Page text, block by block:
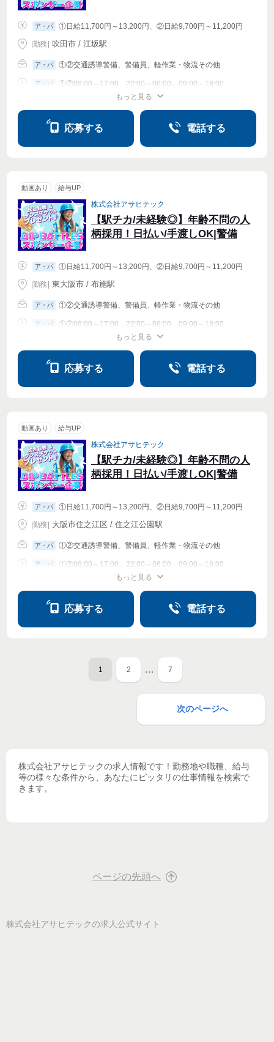
ア・パ ①日給11,700円～13,200円、②日給9,700円～11,200円
|勤務 吹田市 / 江坂駅
ア・パ ①②交通誘導警備、警備員、軽作業・物流その他
ア・パ ①②08:00～17:00、22:00～06:00、09:00～18:00
もっと見る
応募する 電話する
動画あり 給与UP
株式会社アサヒテック
【駅チカ/未経験◎】年齢不問の人
柄採用！日払い/手渡しOK|警備
ア・パ ①日給11,700円～13,200円、②日給9,700円～11,200円
|勤務 東大阪市 / 布施駅
ア・パ ①②交通誘導警備、警備員、軽作業・物流その他
ア・パ ①②08:00～17:00、22:00～06:00、09:00～18:00
もっと見る
応募する 電話する
動画あり 給与UP
株式会社アサヒテック
【駅チカ/未経験◎】年齢不問の人
柄採用！日払い/手渡しOK|警備
ア・パ ①日給11,700円～13,200円、②日給9,700円～11,200円
|勤務 大阪市住之江区 / 住之江公園駅
ア・パ ①②交通誘導警備、警備員、軽作業・物流その他
ア・パ ①②08:00～17:00、22:00～06:00、09:00～18:00
もっと見る
応募する 電話する
1 2 … 7
次のページへ
株式会社アサヒテックの求人情報です！勤務地や職種、給与
等の様々な条件から、あなたにピッタリの仕事情報を検索で
きます。
ページの先頭へ
株式会社アサヒテックの求人公式サイト